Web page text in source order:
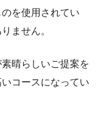
を使用されてい
ません。
晴らしいご提案を
コースになってい